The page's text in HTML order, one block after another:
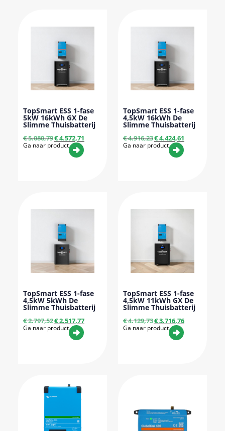
TopSmart ESS 1-fase
5kW 16kWh GX De
Slimme Thuisbatterij
€5.080,79€4.572,71
Ga naar product
TopSmart ESS 1-fase
4,5kW 16kWh De
Slimme Thuisbatterij
€4.916,23€4.424,61
Ga naar product
TopSmart ESS 1-fase
4,5kW 5kWh De
Slimme Thuisbatterij
€2.797,52€2.517,77
Ga naar product
TopSmart ESS 1-fase
4,5kW 11kWh GX De
Slimme Thuisbatterij
€4.129,73€3.716,76
Ga naar product